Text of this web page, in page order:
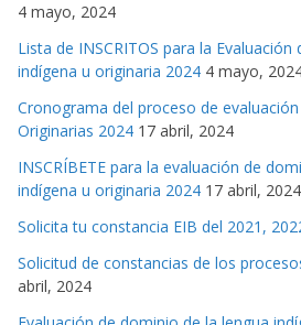
4 mayo, 2024
Lista de INSCRITOS para la
indígena u originaria 2024 4 mayo,
Cronograma del proceso de
Originarias 2024 17 abril, 2024
INSCRÍBETE para la evaluación de
indígena u originaria 2024 17 abril, 2024
Solicita tu constancia EIB del 2021,
Solicitud de constancias de los
abril, 2024